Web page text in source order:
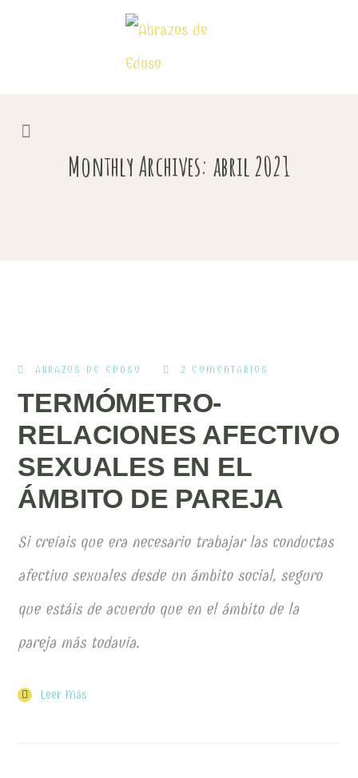
Monthly Archives: abril 2021
ABRAZOS DE EDUSO 2 COMENTARIOS
TERMÓMETRO-
RELACIONES AFECTIVO
SEXUALES EN EL
ÁMBITO DE PAREJA
Si creíais que era necesario trabajar las conductas
afectivo sexuales desde un ámbito social, seguro
que estáis de acuerdo que en el ámbito de la
pareja más todavía.
Leer Más